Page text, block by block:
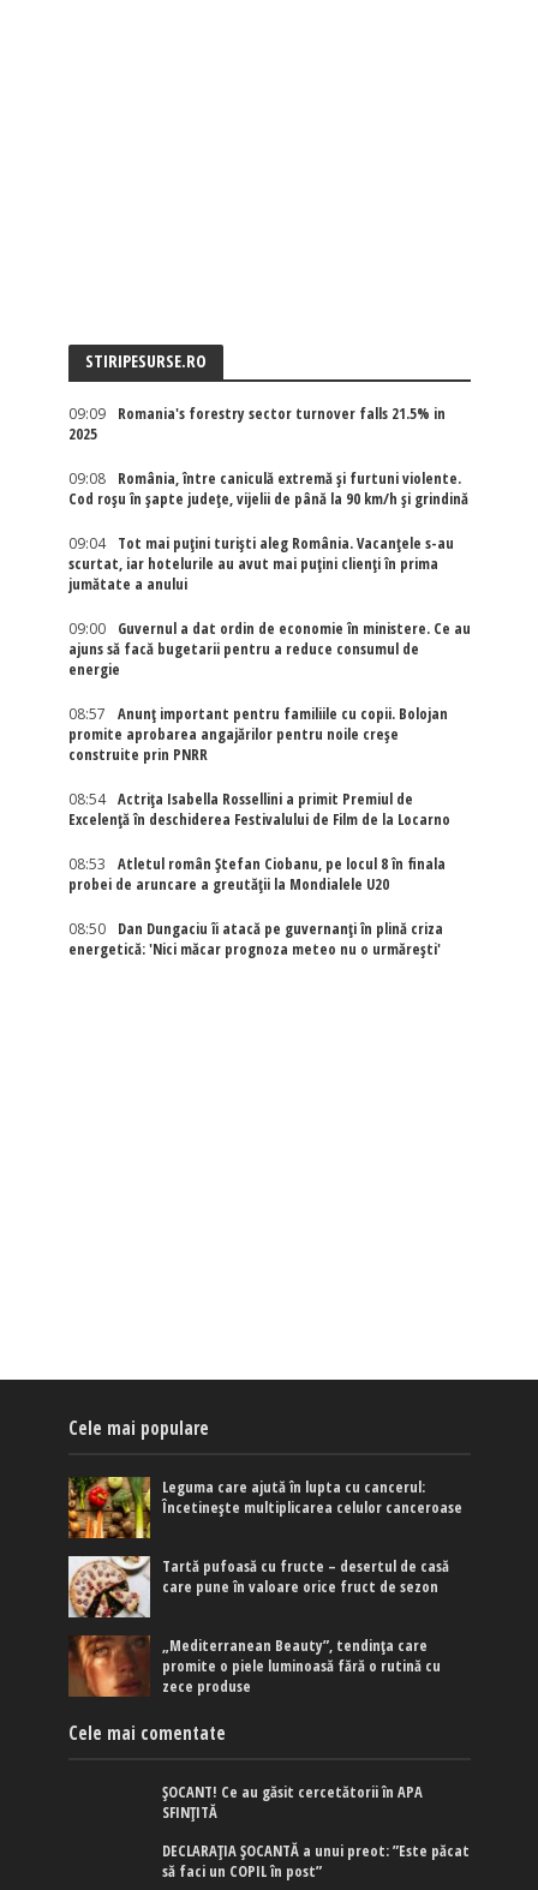
STIRIPESURSE.RO
09:09
Romania's forestry sector turnover falls 21.5% in
2025
09:08
România, între caniculă extremă și furtuni violente.
Cod roșu în șapte județe, vijelii de până la 90 km/h și grindină
09:04
Tot mai puțini turiști aleg România. Vacanțele s-au
scurtat, iar hotelurile au avut mai puțini clienți în prima
jumătate a anului
09:00
Guvernul a dat ordin de economie în ministere. Ce au
ajuns să facă bugetarii pentru a reduce consumul de
energie
08:57
Anunț important pentru familiile cu copii. Bolojan
promite aprobarea angajărilor pentru noile creșe
construite prin PNRR
08:54
Actriţa Isabella Rossellini a primit Premiul de
Excelenţă în deschiderea Festivalului de Film de la Locarno
08:53
Atletul român Ștefan Ciobanu, pe locul 8 în finala
probei de aruncare a greutății la Mondialele U20
08:50
Dan Dungaciu îi atacă pe guvernanți în plină criza
energetică: 'Nici măcar prognoza meteo nu o urmărești'
Cele mai populare
Leguma care ajută în lupta cu cancerul:
Încetinește multiplicarea celulor canceroase
Tartă pufoasă cu fructe – desertul de casă
care pune în valoare orice fruct de sezon
„Mediterranean Beauty”, tendința care
promite o piele luminoasă fără o rutină cu
zece produse
Cele mai comentate
ȘOCANT! Ce au găsit cercetătorii în APA
SFINȚITĂ
DECLARAȚIA ȘOCANTĂ a unui preot: ”Este păcat
să faci un COPIL în post”